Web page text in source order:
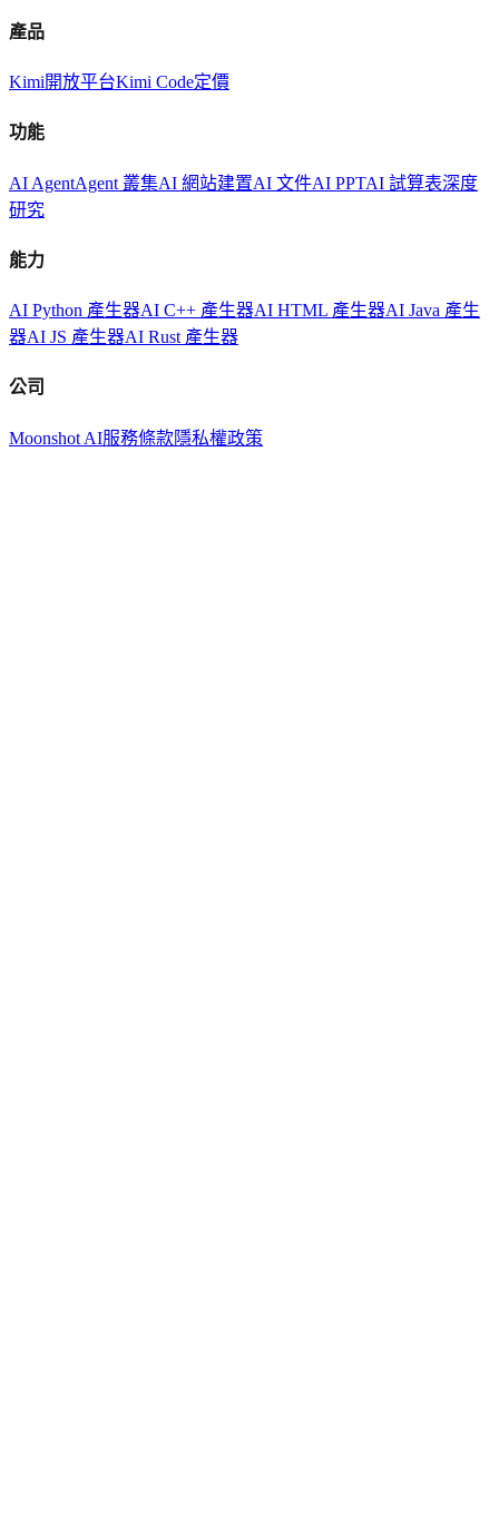
產品
Kimi開放平台Kimi Code定價
功能
AI AgentAgent 叢集AI 網站建置AI 文件AI PPTAI 試算表深度
研究
能力
AI Python 產生器AI C++ 產生器AI HTML 產生器AI Java 產生
器AI JS 產生器AI Rust 產生器
公司
Moonshot AI服務條款隱私權政策